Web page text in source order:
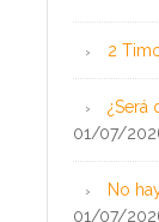
2
¿Será
01/07/
No
01/07/